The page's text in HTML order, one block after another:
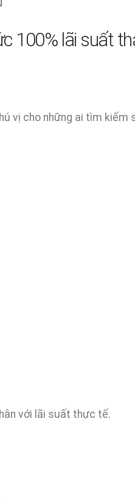
100% lãi suất
vị cho những ai tìm kiếm
với lãi suất thực tế.